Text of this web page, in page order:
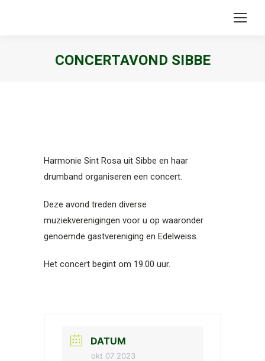
CONCERTAVOND SIBBE
Harmonie Sint Rosa uit Sibbe en haar
drumband organiseren een concert.
Deze avond treden diverse
muziekverenigingen voor u op waaronder
genoemde gastvereniging en Edelweiss.
Het concert begint om 19.00 uur.
DATUM
okt 07 2023